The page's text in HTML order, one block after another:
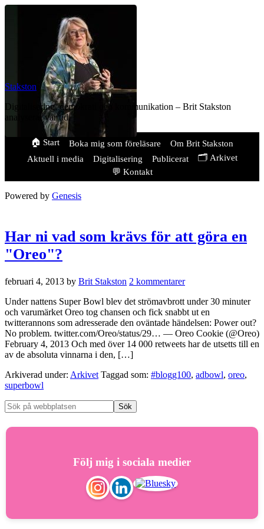
Stakston
Digitalisering, demokrati och kommunikation – Brit Stakston
analyserar vår tid.
🏠 Start Boka mig som föreläsare
Om Brit Stakston
Aktuell i media
Digitalisering Publicerat
🗂️ Arkivet
💬 Kontakt
Powered by Genesis
Har ni vad som krävs för att göra en
"Oreo"?
februari 4, 2013 by Brit Stakston 2 kommentarer
Under nattens Super Bowl blev det strömavbrott under 30 minuter
och varumärket Oreo tog chansen och fick snabbt ut en
twitterannons som adresserade den oväntade händelsen: Power out?
No problem. twitter.com/Oreo/status/29… — Oreo Cookie (@Oreo)
February 4, 2013 Och med över 14 000 retweets har de utsetts till en
av de absoluta vinnarna i den, […]
Arkiverad under: Arkivet Taggad som: #blogg100, adbowl, oreo,
superbowl
Följ mig i sociala medier